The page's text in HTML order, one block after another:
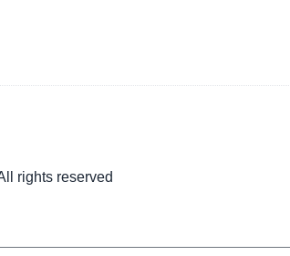
rights reserved